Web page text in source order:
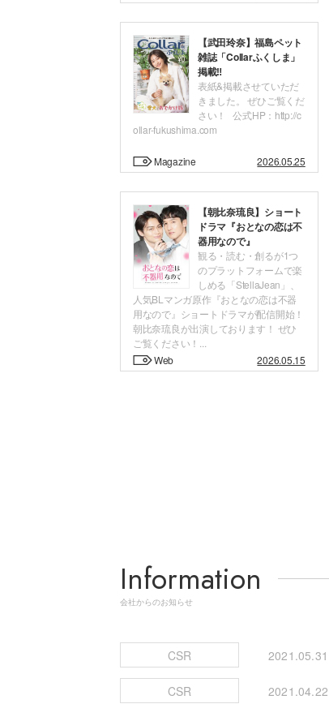
【武田玲奈】福島ペット
雑誌「Collarふくしま」
掲載‼
表紙&掲載させていただ
きました。 ぜひご覧くだ
さい！ 公式HP：http://c
ollar-fukushima.com
Magazine 2026.05.25
【朝比奈琉良】ショート
ドラマ『おとなの恋は不
器用なので』
観る・読む・創るが1つ
のプラットフォームで楽
しめる「StellaJean」、
人気BLマンガ原作『おとなの恋は不器
用なので』ショートドラマが配信開始！
朝比奈琉良が出演しております！ ぜひ
ご覧ください！...
Web
2026.05.15
Information
会社からのお知らせ
CSR 2021.05.31
CSR 2021.04.22